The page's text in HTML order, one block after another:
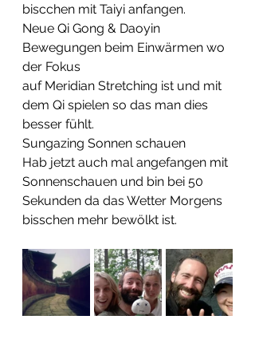
biscchen mit Taiyi anfangen.
Neue Qi Gong & Daoyin
Bewegungen beim Einwärmen wo
der Fokus
auf Meridian Stretching ist und mit
dem Qi spielen so das man dies
besser fühlt.
Sungazing Sonnen schauen
Hab jetzt auch mal angefangen mit
Sonnenschauen und bin bei 50
Sekunden da das Wetter Morgens
bisschen mehr bewölkt ist.